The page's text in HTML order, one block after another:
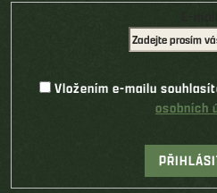
Vložením e-mailu
osobních